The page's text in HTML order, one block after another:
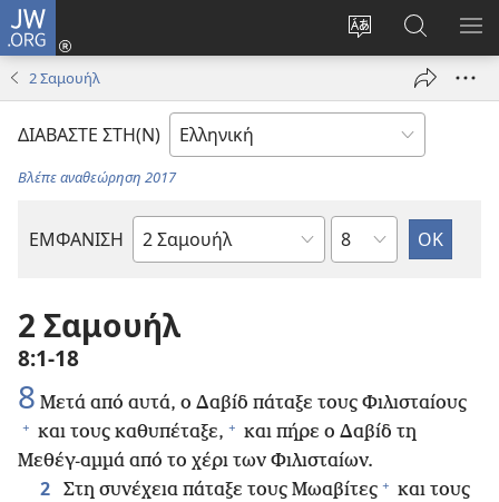
JW.ORG
Αλλαγή
γλώσσας
ιστότοπου
Σύνδεση
(ανοίγει
παράθυρο)
στο
JW.ORG
2 Σαμουήλ
ΔΙΑΒΑΣΤΕ ΣΤΗ(Ν)
Βλέπε αναθεώρηση 2017
ΕΜΦΑΝΙΣΗ
Βιβλίο
Αγίας
Γραφής
Κεφάλαιο
2 Σαμουήλ
8:1-18
8 Μετά από αυτά, ο Δαβίδ πάταξε τους Φιλισταίους
+ και τους καθυπέταξε, + και πήρε ο Δαβίδ τη
Μεθέγ-αμμά από το χέρι των Φιλισταίων.
2 Στη συνέχεια πάταξε τους Μωαβίτες + και τους